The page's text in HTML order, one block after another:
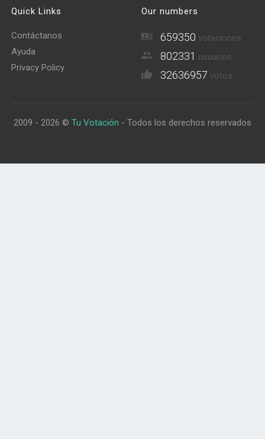
Quick Links
Contáctanos
Ayuda
Privacy Policy
Our numbers
659350 votaciones
802331 usuarios
32636957 votos
2009 - 2026 © Tu Votación - Todos los derechos reservados